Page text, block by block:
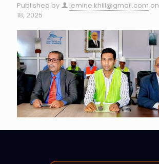
Published by lemine.khlil@gmail.com on
18, 2025